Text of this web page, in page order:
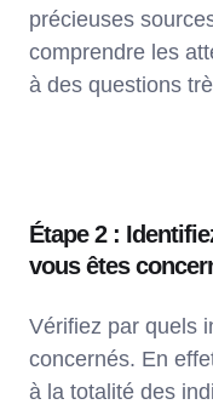
précieuses
comprendre les
à des questions
Étape 2 :
vous êtes
Vérifiez par quels
concernés. En
à la totalité des